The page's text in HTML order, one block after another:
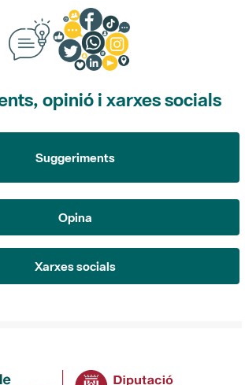
opinió i xarxes socials
Suggeriments
Opina
Xarxes socials